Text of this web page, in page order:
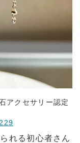
アクセサリー認定
れる初心者さん